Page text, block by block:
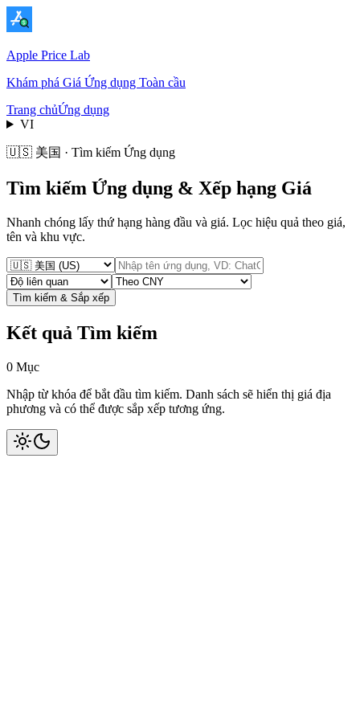
Apple Price Lab
Khám phá Giá Ứng dụng Toàn cầu
Trang chủỨng dụng
VI
🇺🇸 美国 · Tìm kiếm Ứng dụng
Tìm kiếm Ứng dụng & Xếp hạng Giá
Nhanh chóng lấy thứ hạng hàng đầu và giá. Lọc hiệu quả theo giá,
tên và khu vực.
Tìm kiếm & Sắp xếp
Kết quả Tìm kiếm
0 Mục
Nhập từ khóa để bắt đầu tìm kiếm. Danh sách sẽ hiển thị giá địa
phương và có thể được sắp xếp tương ứng.